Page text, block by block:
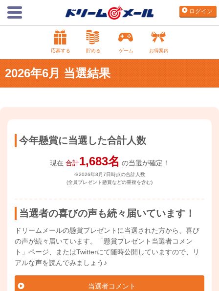
ログイン
応募する 貯める ゲーム お得案内
2026年6月 当選結果
今年懸賞に当選した合計人数
現在 合計1,683名 の当選が確定！
※2026年8月7日時点の合計人数
(全員プレゼント懸賞などの重複を含む)
当選者の喜びの声も続々届いています！
ドリームメールの懸賞プレゼントに当選された方から、喜び
の声が続々届いています。「懸賞プレゼント当選者コメン
ト」ページ、またはTwitterにて随時公開していますので、リ
アルな声を読んでみましょう♪
当選者コメント